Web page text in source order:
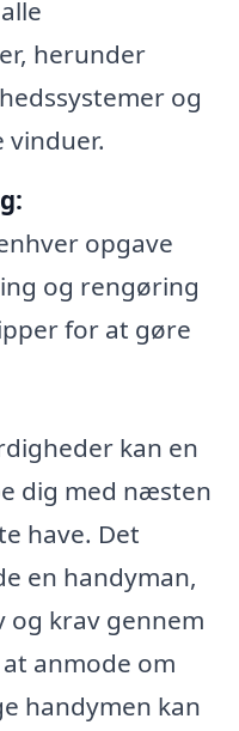
herunder
og
vinduer.
opgave
og rengøring
for at gøre
kan en
dig med næsten
have. Det
en handyman,
og krav gennem
anmode om
handymen kan